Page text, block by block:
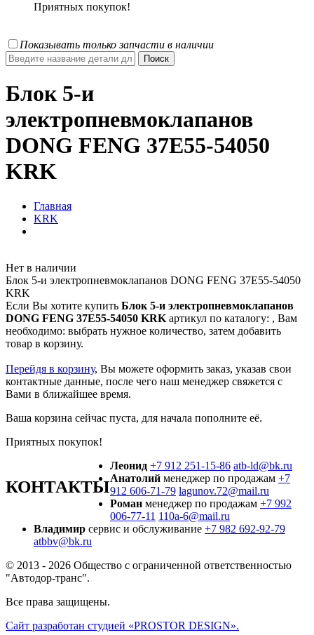
Приятных покупок!
Показывать только запчасти в наличии
Блок 5-и
электропневмоклапанов
DONG FENG 37E55-54050
KRK
Главная
KRK
Нет в наличии
Блок 5-и электропневмоклапанов DONG FENG 37E55-54050
KRK
Если Вы хотите купить Блок 5-и электропневмоклапанов
DONG FENG 37E55-54050 KRK артикул по каталогу: , Вам
необходимо: выбрать нужное количество, затем добавить
товар в корзину.
Перейдя в корзину, Вы можете оформить заказ, указав свои
контактные данные, после чего наш менеджер свяжется с
Вами в ближайшее время.
Ваша корзина сейчас пуста, для начала пополните её.
Приятных покупок!
КОНТАКТЫ
Леонид +7 912 251-15-86 atb-ld@bk.ru
Анатолий менеджер по продажам +7
912 606-71-79 lagunov.72@mail.ru
Роман менеджер по продажам +7 992
006-77-11 110a-6@mail.ru
Владимир сервис и обслуживание +7 982 692-92-79
atbbv@bk.ru
© 2013 - 2026 Общество с ограниченной ответственностью
"Автодор-транс".
Все права защищены.
Сайт разработан студией «PROSTOR DESIGN».